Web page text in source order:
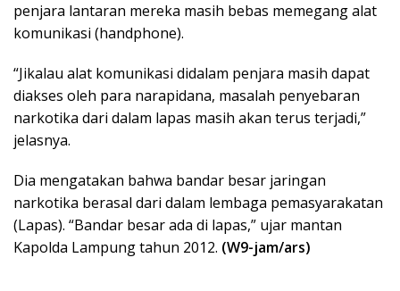
penjara lantaran mereka masih bebas memegang alat
komunikasi (handphone).
“Jikalau alat komunikasi didalam penjara masih dapat
diakses oleh para narapidana, masalah penyebaran
narkotika dari dalam lapas masih akan terus terjadi,”
jelasnya.
Dia mengatakan bahwa bandar besar jaringan
narkotika berasal dari dalam lembaga pemasyarakatan
(Lapas). “Bandar besar ada di lapas,” ujar mantan
Kapolda Lampung tahun 2012. (W9-jam/ars)